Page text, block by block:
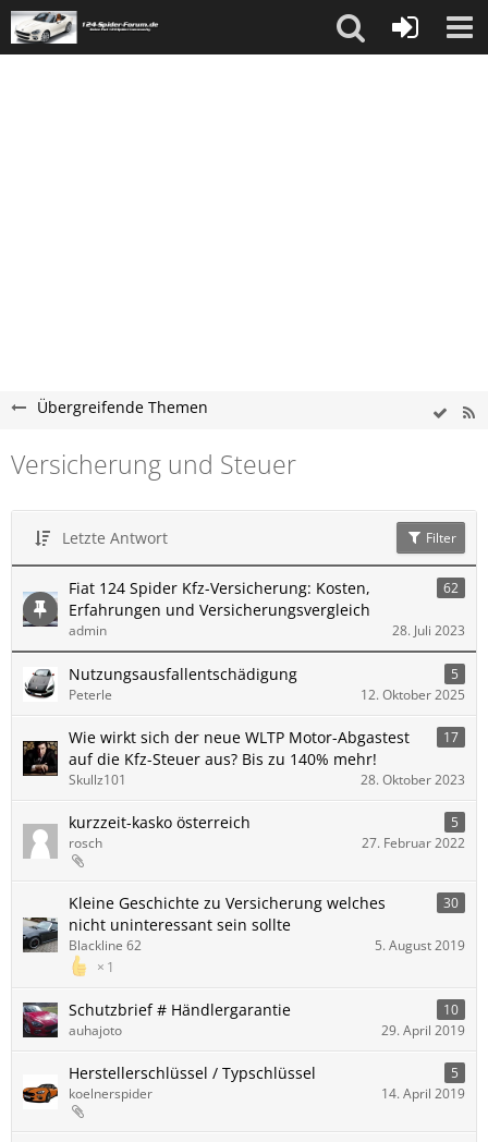
Übergreifende Themen
Versicherung und Steuer
Letzte Antwort Filter
Fiat 124 Spider Kfz-Versicherung: Kosten,
Erfahrungen und Versicherungsvergleich
62
admin 28. Juli 2023
Nutzungs­ausfall­entschä­digung
5
Peterle
12. Oktober 2025
Wie wirkt sich der neue WLTP Motor-Ab­gas­test
auf die Kfz-Steu­er aus? Bis zu 140% mehr!
17
Skullz101 28. Oktober 2023
kurzzeit-kasko österreich
5
rosch
27. Februar 2022
Kleine Geschichte zu Versicherung welches
nicht uninteressant sein sollte
30
1
Blackline 62 5. August 2019
Schutzbrief # Händlergarantie
10
auhajoto
29. April 2019
Herstellerschlüssel / Typschlüssel
5
koelnerspider
14. April 2019